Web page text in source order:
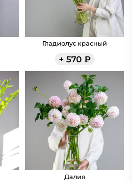
Гладиолус красный
+ 570 ₽
Далия